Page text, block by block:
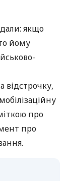
якщо
йому
відстрочку,
про
про